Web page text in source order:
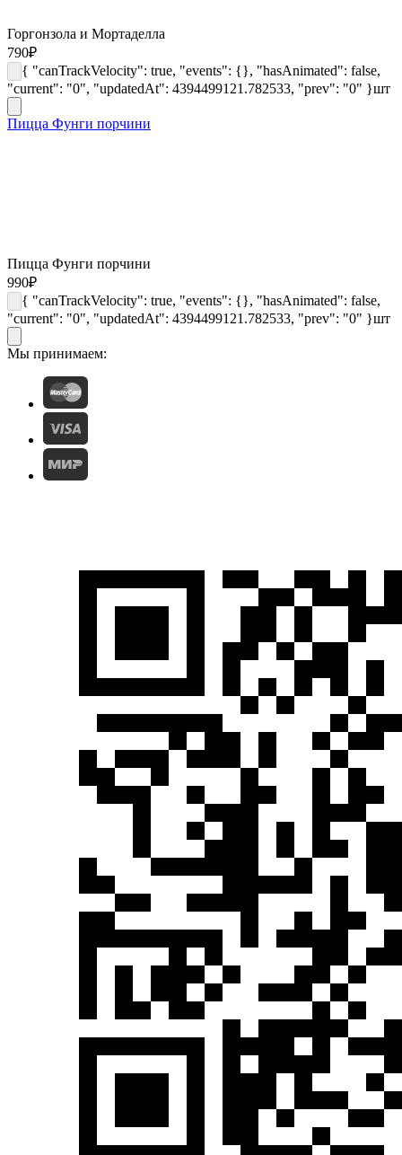
Горгонзола и Мортаделла
790₽
{ "canTrackVelocity": true, "events": {}, "hasAnimated": false,
"current": "0", "updatedAt": 4394499121.782533, "prev": "0" }шт
Пицца Фунги порчини
Пицца Фунги порчини
990₽
{ "canTrackVelocity": true, "events": {}, "hasAnimated": false,
"current": "0", "updatedAt": 4394499121.782533, "prev": "0" }шт
Мы принимаем: